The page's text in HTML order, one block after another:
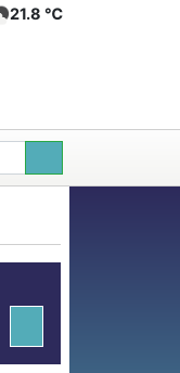
21.8 ℃